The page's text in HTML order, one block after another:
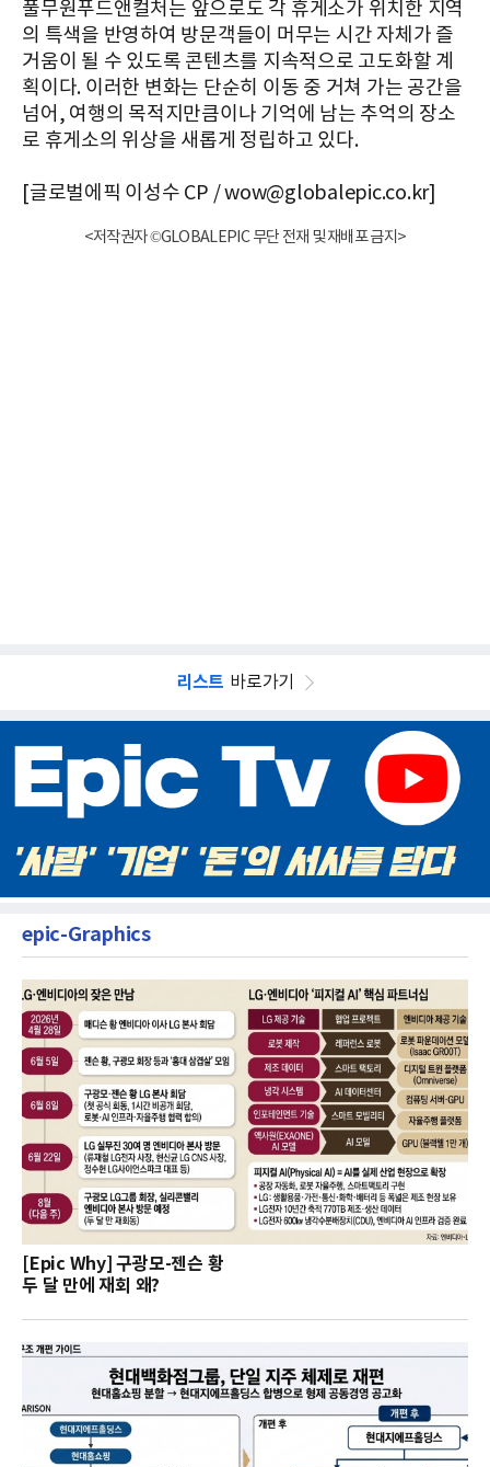
풀무원푸드앤컬처는 앞으로도 각 휴게소가 위치한 지역
의 특색을 반영하여 방문객들이 머무는 시간 자체가 즐
거움이 될 수 있도록 콘텐츠를 지속적으로 고도화할 계
획이다. 이러한 변화는 단순히 이동 중 거쳐 가는 공간을
넘어, 여행의 목적지만큼이나 기억에 남는 추억의 장소
로 휴게소의 위상을 새롭게 정립하고 있다.
[글로벌에픽 이성수 CP / wow@globalepic.co.kr]
<저작권자 ©GLOBALEPIC 무단 전재 및 재배포 금지>
리스트 바로가기
epic-Graphics
[Epic Why] 구광모-젠슨 황
두 달 만에 재회 왜?